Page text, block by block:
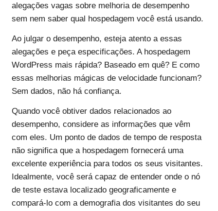
alegações vagas sobre melhoria de desempenho
sem nem saber qual hospedagem você está usando.
Ao julgar o desempenho, esteja atento a essas
alegações e peça especificações. A hospedagem
WordPress mais rápida? Baseado em quê? E como
essas melhorias mágicas de velocidade funcionam?
Sem dados, não há confiança.
Quando você obtiver dados relacionados ao
desempenho, considere as informações que vêm
com eles. Um ponto de dados de tempo de resposta
não significa que a hospedagem fornecerá uma
excelente experiência para todos os seus visitantes.
Idealmente, você será capaz de entender onde o nó
de teste estava localizado geograficamente e
compará-lo com a demografia dos visitantes do seu